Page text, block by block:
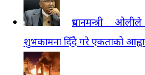
प्रधानमन्त्री
शुभकामना दिँदै गरे एकताको